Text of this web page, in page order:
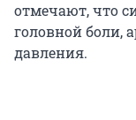
отмечают, что
головной боли,
давления.